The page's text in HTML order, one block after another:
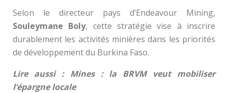
Selon le directeur pays d’Endeavour Mining,
Souleymane Boly, cette stratégie vise à inscrire
durablement les activités minières dans les priorités
de développement du Burkina Faso.
Lire aussi : Mines : la BRVM veut mobiliser
l’épargne locale